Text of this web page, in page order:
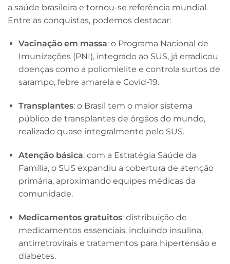
a saúde brasileira e tornou-se referência mundial.
Entre as conquistas, podemos destacar:
Vacinação em massa: o Programa Nacional de
Imunizações (PNI), integrado ao SUS, já erradicou
doenças como a poliomielite e controla surtos de
sarampo, febre amarela e Covid-19.
Transplantes: o Brasil tem o maior sistema
público de transplantes de órgãos do mundo,
realizado quase integralmente pelo SUS.
Atenção básica: com a Estratégia Saúde da
Família, o SUS expandiu a cobertura de atenção
primária, aproximando equipes médicas da
comunidade.
Medicamentos gratuitos: distribuição de
medicamentos essenciais, incluindo insulina,
antirretrovirais e tratamentos para hipertensão e
diabetes.